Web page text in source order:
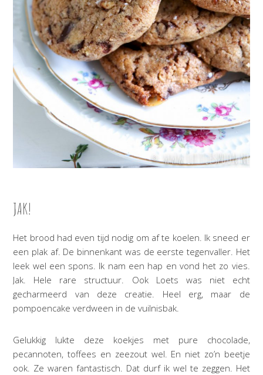
JAK!
Het brood had even tijd nodig om af te koelen. Ik sneed er
een plak af. De binnenkant was de eerste tegenvaller. Het
leek wel een spons. Ik nam een hap en vond het zo vies.
Jak. Hele rare structuur. Ook Loets was niet echt
gecharmeerd van deze creatie. Heel erg, maar de
pompoencake verdween in de vuilnisbak.
Gelukkig lukte deze koekjes met pure chocolade,
pecannoten, toffees en zeezout wel. En niet zo’n beetje
ook. Ze waren fantastisch. Dat durf ik wel te zeggen. Het